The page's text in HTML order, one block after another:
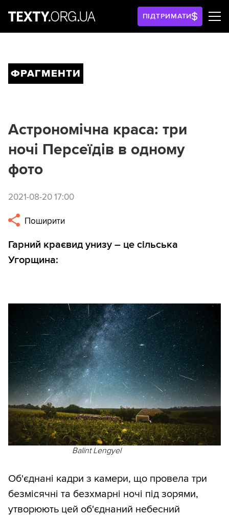
ПІДТРИМАТИ
ФРАГМЕНТИ
Астрономічна краса: три
ночі Персеїдів в одному
фото
2021-08-20 17:00
Поширити
Гарний краєвид унизу – це сільська
Угорщина:
Balint Lengyel
Об'єднані кадри з камери, що провела три
безмісячні та безхмарні ночі під зорями,
утворюють цей об'єднаний небесний